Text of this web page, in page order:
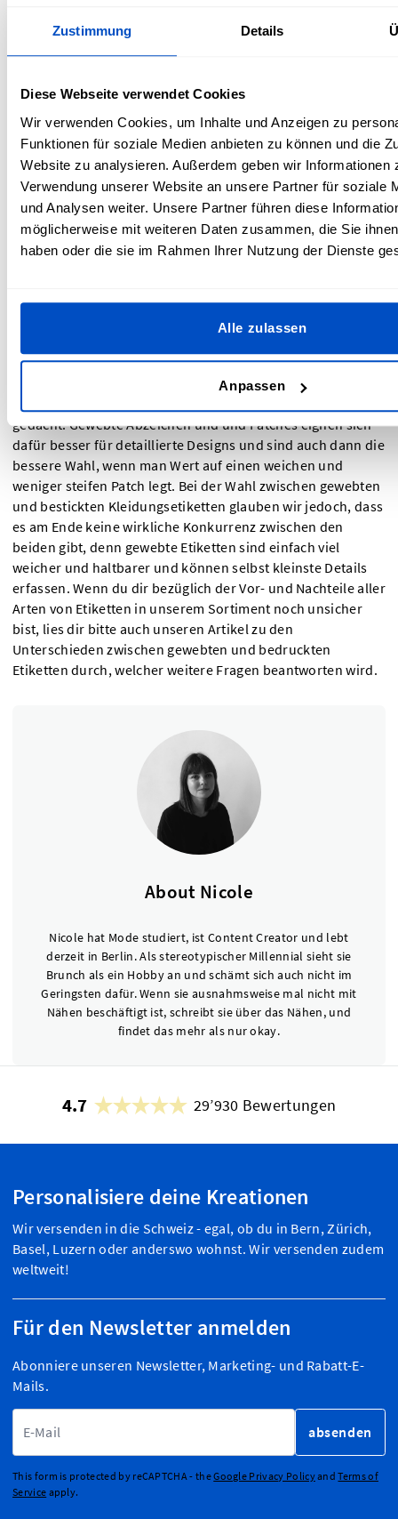
Zustimmung Details
Diese Webseite verwendet Cookies
Wir verwenden Cookies, um Inhalte und Anzeigen zu
Funktionen für soziale Medien anbieten zu können und die
Website zu analysieren. Außerdem geben wir Informationen
Verwendung unserer Website an unsere Partner für soziale
und Analysen weiter. Unsere Partner führen diese
möglicherweise mit weiteren Daten zusammen, die Sie
haben oder die sie im Rahmen Ihrer Nutzung der Dienste
Alle zulassen
Anpassen
Da bestickte Aufnäher auf einen Grundstoff gestickt sind,
und haben eine fühlbare Struktur. Die Designs sind über
den Grundstoff hinaus erhöht, was ihnen ein
dreidimensionales Aussehen verleiht, während die Nähte
dem fertigen Produkt mehr Steifigkeit geben. Gewebte
Aufnäher sind dagegen viel glatter und weicher, mit einer
flachen Oberfläche. Passend zum Design wird der Stoff aus
verschiedenen Garnen zusammengewebt und ist auf diese
Weise von Anfang an Teil des Labels. Es ist bei gewebten
Aufnähern möglich, mehr Details darzustellen, da die beim
Insgesamt vermitteln bestickte Aufnäher und Bügelpatches
mit ihren einfachen Designs ein wirklich tolles Vintage- und
gedacht. Gewebte Abzeichen und und Patches eignen sich
dafür besser für detaillierte Designs und sind auch dann die
bessere Wahl, wenn man Wert auf einen weichen und
weniger steifen Patch legt. Bei der Wahl zwischen gewebten
und bestickten Kleidungsetiketten glauben wir jedoch, dass
es am Ende keine wirkliche Konkurrenz zwischen den
beiden gibt, denn gewebte Etiketten sind einfach viel
weicher und haltbarer und können selbst kleinste Details
erfassen. Wenn du dir bezüglich der Vor- und Nachteile aller
Arten von Etiketten in unserem Sortiment noch unsicher
bist, lies dir bitte auch unseren Artikel zu den
Unterschieden zwischen gewebten und bedruckten
Etiketten durch, welcher weitere Fragen beantworten wird.
About Nicole
Nicole hat Mode studiert, ist Content Creator und lebt
derzeit in Berlin. Als stereotypischer Millennial sieht sie
Brunch als ein Hobby an und schämt sich auch nicht im
Geringsten dafür. Wenn sie ausnahmsweise mal nicht mit
Nähen beschäftigt ist, schreibt sie über das Nähen, und
findet das mehr als nur okay.
4.7 29’930 Bewertungen
Personalisiere deine Kreationen
Wir versenden in die Schweiz - egal, ob du in Bern, Zürich,
Basel, Luzern oder anderswo wohnst. Wir versenden zudem
weltweit!
Für den Newsletter anmelden
Abonniere unseren Newsletter, Marketing- und Rabatt-E-
Mails.
absenden
This form is protected by reCAPTCHA - theGoogle Privacy PolicyandTerms of
Service apply.